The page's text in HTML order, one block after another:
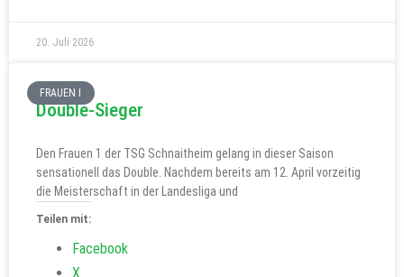
20. Juli 2026
FRAUEN I
Double-Sieger
Den Frauen 1 der TSG Schnaitheim gelang in dieser Saison
sensationell das Double. Nachdem bereits am 12. April vorzeitig
die Meisterschaft in der Landesliga und
Teilen mit:
Facebook
X